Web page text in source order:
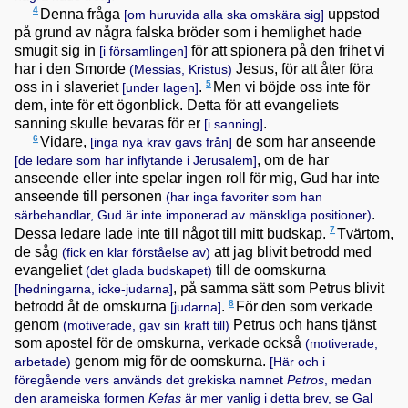
4 Denna fråga [om huruvida alla ska omskära sig] uppstod
på grund av några falska bröder som i hemlighet hade
smugit sig in [i församlingen] för att spionera på den frihet vi
har i den Smorde (Messias, Kristus) Jesus, för att åter föra
oss in i slaveriet [under lagen] . 5 Men vi böjde oss inte för
dem, inte för ett ögonblick. Detta för att evangeliets
sanning skulle bevaras för er [i sanning] .
6Vidare, [inga nya krav gavs från] de som har anseende
[de ledare som har inflytande i Jerusalem] , om de har
anseende eller inte spelar ingen roll för mig, Gud har inte
anseende till personen (har inga favoriter som han
särbehandlar, Gud är inte imponerad av mänskliga positioner).
Dessa ledare lade inte till något till mitt budskap. 7Tvärtom,
de såg (fick en klar förståelse av) att jag blivit betrodd med
evangeliet (det glada budskapet) till de oomskurna
[hedningarna, icke-judarna], på samma sätt som Petrus blivit
betrodd åt de omskurna [judarna] . 8 För den som verkade
genom (motiverade, gav sin kraft till) Petrus och hans tjänst
som apostel för de omskurna, verkade också (motiverade,
arbetade) genom mig för de oomskurna. [Här och i
föregående vers används det grekiska namnet Petros , medan
den arameiska formen Kefas är mer vanlig i detta brev, se Gal